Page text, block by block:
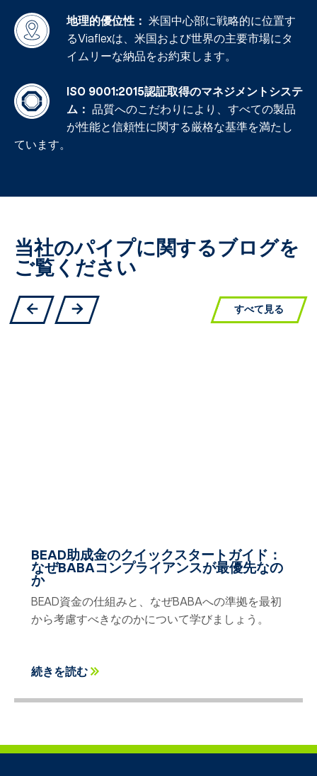
地理的優位性： 米国中心部に戦略的に位置す
るViaflexは、米国および世界の主要市場にタ
イムリーな納品をお約束します。
ISO 9001:2015認証取得のマネジメントシステ
ム： 品質へのこだわりにより、すべての製品
が性能と信頼性に関する厳格な基準を満たし
ています。
当社のパイプに関するブログを
ご覧ください
すべて見る
BEAD助成金のクイックスタートガイド：
なぜBABAコンプライアンスが最優先なの
か
BEAD資金の仕組みと、なぜBABAへの準拠を最初
から考慮すべきなのかについて学びましょう。
続きを読む